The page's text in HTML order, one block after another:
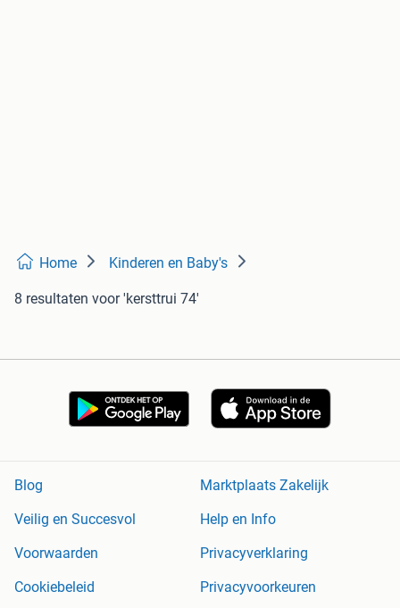
Home Kinderen en Baby's
8 resultaten voor 'kersttrui 74'
Blog
Marktplaats Zakelijk
Veilig en Succesvol
Help en Info
Voorwaarden
Privacyverklaring
Cookiebeleid
Privacyvoorkeuren